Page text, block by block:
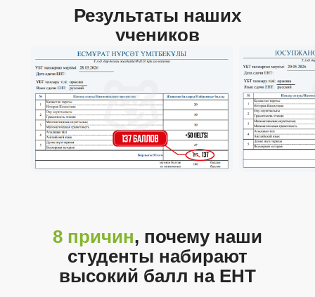
Результаты наших
учеников
8 причин, почему наши
студенты набирают
высокий балл на ЕНТ